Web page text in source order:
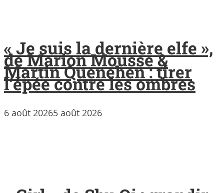
« Je suis la dernière elfe »,
de Marion Mousse &
Martin Quenehen : tirer
l’épée contre les ombres
6 août 20265 août 2026